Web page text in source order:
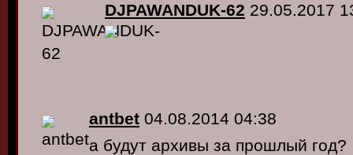
DJPAWANDUK-62 29.05.2017
antbet 04.08.2014 04:38
а будут архивы за прошлый год?